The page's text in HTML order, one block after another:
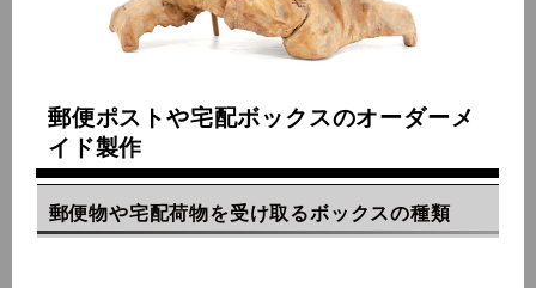
郵便ポストや宅配ボックスのオーダーメ
イド製作
郵便物や宅配荷物を受け取るボックスの種類